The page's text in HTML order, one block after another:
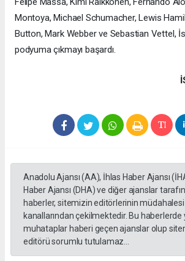
Montoya, Michael Schumacher, Lewis
Button, Mark Webber ve Sebastian Vettel,
podyuma çıkmayı başardı.
Anadolu Ajansı (AA), İhlas Haber Ajansı
Haber Ajansı (DHA) ve diğer ajanslar
haberler, sitemizin editörlerinin
kanallarından çekilmektedir. Bu haberlerde
muhataplar haberi geçen ajanslar olup
editörü sorumlu tutulamaz...